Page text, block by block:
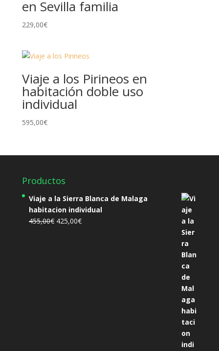
en Sevilla familia
229,00€
Viaje a los Pirineos en
habitación doble uso
individual
595,00€
Productos
Viaje a la Sierra Blanca de Malaga
habitacion individual
455,00€ El
425,00€El